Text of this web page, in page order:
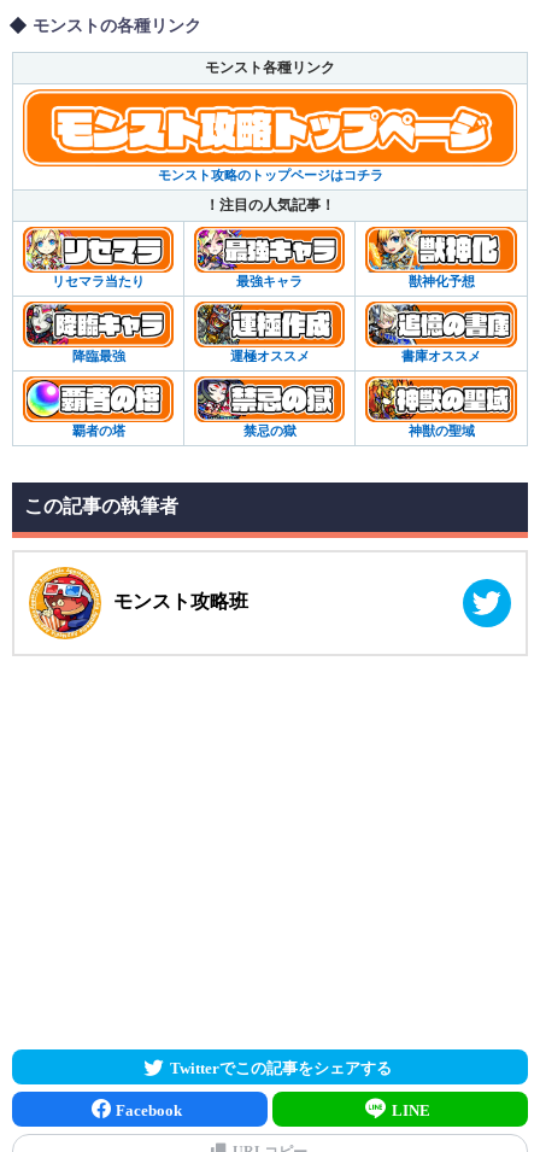
モンストの各種リンク
モンスト各種リンク
モンスト攻略のトップページはコチラ
！注目の人気記事！
リセマラ当たり 最強キャラ 獣神化予想
降臨最強 運極オススメ 書庫オススメ
覇者の塔 禁忌の獄 神獣の聖域
この記事の執筆者
モンスト攻略班
Twitterでこの記事をシェアする
Facebook LINE